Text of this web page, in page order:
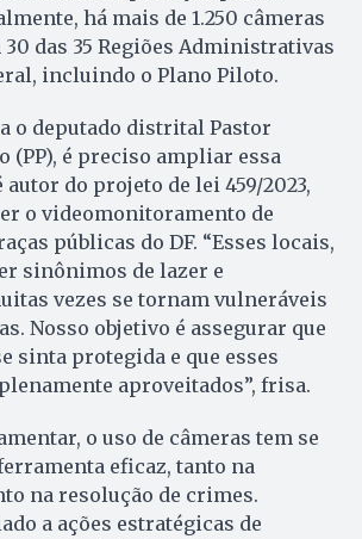
há mais de 1.250 câmeras
das 35 Regiões Administrativas
incluindo o Plano Piloto.
o deputado distrital Pastor
(PP), é preciso ampliar essa
do projeto de lei 459/2023,
o videomonitoramento de
públicas do DF. “Esses locais,
sinônimos de lazer e
vezes se tornam vulneráveis
Nosso objetivo é assegurar que
sinta protegida e que esses
aproveitados”, frisa.
o uso de câmeras tem se
eficaz, tanto na
na resolução de crimes.
a ações estratégicas de